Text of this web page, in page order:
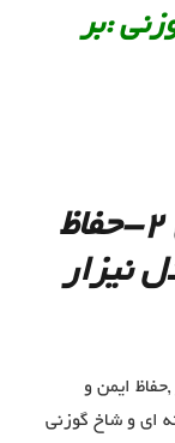
:بر
1-حفاظ مدل شاخ گوزنی 2-حفاظ
مدل نیزار
ایمن و
ای و شاخ گوزنی